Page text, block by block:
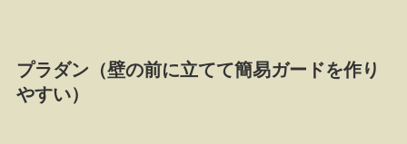
プラダン（壁の前に立てて簡易ガードを作り
やすい）